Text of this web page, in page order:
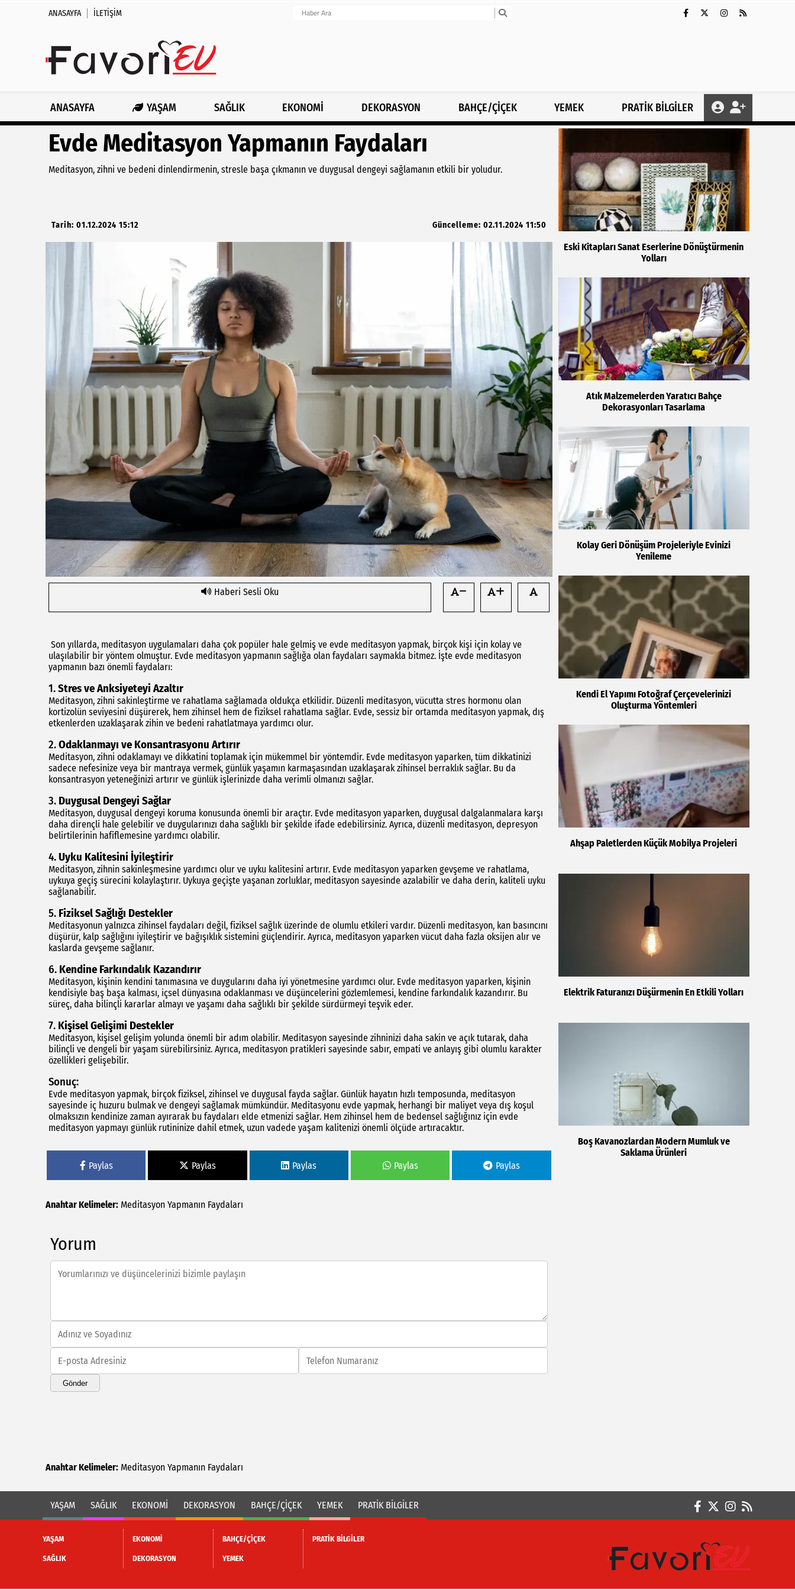
ANASAYFA İLETIŞIM
ANASAYFA YAŞAM SAĞLIK EKONOMİ DEKORASYON BAHÇE/ÇİÇEK YEMEK PRATİK BİLGİLER
Evde Meditasyon Yapmanın Faydaları
Meditasyon, zihni ve bedeni dinlendirmenin, stresle başa çıkmanın ve duygusal dengeyi sağlamanın etkili bir yoludur.
Tarih: 01.12.2024 15:12 Güncelleme: 02.11.2024 11:50
Haberi Sesli Oku
Son yıllarda, meditasyon uygulamaları daha çok popüler hale gelmiş ve evde meditasyon yapmak, birçok kişi için kolay ve
ulaşılabilir bir yöntem olmuştur. Evde meditasyon yapmanın sağlığa olan faydaları saymakla bitmez. İşte evde meditasyon
yapmanın bazı önemli faydaları:
1.Stres ve Anksiyeteyi Azaltır
Meditasyon, zihni sakinleştirme ve rahatlama sağlamada oldukça etkilidir. Düzenli meditasyon, vücutta stres hormonu olan
kortizolün seviyesini düşürerek, hem zihinsel hem de fiziksel rahatlama sağlar. Evde, sessiz bir ortamda meditasyon yapmak, dış
etkenlerden uzaklaşarak zihin ve bedeni rahatlatmaya yardımcı olur.
2.Odaklanmayı ve Konsantrasyonu Artırır
Meditasyon, zihni odaklamayı ve dikkatini toplamak için mükemmel bir yöntemdir. Evde meditasyon yaparken, tüm dikkatinizi
sadece nefesinize veya bir mantraya vermek, günlük yaşamın karmaşasından uzaklaşarak zihinsel berraklık sağlar. Bu da
konsantrasyon yeteneğinizi artırır ve günlük işlerinizde daha verimli olmanızı sağlar.
3. Duygusal Dengeyi Sağlar
Meditasyon, duygusal dengeyi koruma konusunda önemli bir araçtır. Evde meditasyon yaparken, duygusal dalgalanmalara karşı
daha dirençli hale gelebilir ve duygularınızı daha sağlıklı bir şekilde ifade edebilirsiniz. Ayrıca, düzenli meditasyon, depresyon
belirtilerinin hafiflemesine yardımcı olabilir.
4.Uyku Kalitesini İyileştirir
Meditasyon, zihnin sakinleşmesine yardımcı olur ve uyku kalitesini artırır. Evde meditasyon yaparken gevşeme ve rahatlama,
uykuya geçiş sürecini kolaylaştırır. Uykuya geçişte yaşanan zorluklar, meditasyon sayesinde azalabilir ve daha derin, kaliteli uyku
sağlanabilir.
5. Fiziksel Sağlığı Destekler
Meditasyonun yalnızca zihinsel faydaları değil, fiziksel sağlık üzerinde de olumlu etkileri vardır. Düzenli meditasyon, kan basıncını
düşürür, kalp sağlığını iyileştirir ve bağışıklık sistemini güçlendirir. Ayrıca, meditasyon yaparken vücut daha fazla oksijen alır ve
kaslarda gevşeme sağlanır.
6. Kendine Farkındalık Kazandırır
Meditasyon, kişinin kendini tanımasına ve duygularını daha iyi yönetmesine yardımcı olur. Evde meditasyon yaparken, kişinin
kendisiyle baş başa kalması, içsel dünyasına odaklanması ve düşüncelerini gözlemlemesi, kendine farkındalık kazandırır. Bu
süreç, daha bilinçli kararlar almayı ve yaşamı daha sağlıklı bir şekilde sürdürmeyi teşvik eder.
7. Kişisel Gelişimi Destekler
Meditasyon, kişisel gelişim yolunda önemli bir adım olabilir. Meditasyon sayesinde zihninizi daha sakin ve açık tutarak, daha
bilinçli ve dengeli bir yaşam sürebilirsiniz. Ayrıca, meditasyon pratikleri sayesinde sabır, empati ve anlayış gibi olumlu karakter
özellikleri gelişebilir.
Sonuç:
Evde meditasyon yapmak, birçok fiziksel, zihinsel ve duygusal fayda sağlar. Günlük hayatın hızlı temposunda, meditasyon
sayesinde iç huzuru bulmak ve dengeyi sağlamak mümkündür. Meditasyonu evde yapmak, herhangi bir maliyet veya dış koşul
olmaksızın kendinize zaman ayırarak bu faydaları elde etmenizi sağlar. Hem zihinsel hem de bedensel sağlığınız için evde
meditasyon yapmayı günlük rutininize dahil etmek, uzun vadede yaşam kalitenizi önemli ölçüde artıracaktır.
Paylas Paylas Paylas Paylas Paylas
Anahtar Kelimeler: Meditasyon Yapmanın Faydaları
Yorum
Gönder
Anahtar Kelimeler: Meditasyon Yapmanın Faydaları
Eski Kitapları Sanat Eserlerine Dönüştürmenin
Yolları
Atık Malzemelerden Yaratıcı Bahçe
Dekorasyonları Tasarlama
Kolay Geri Dönüşüm Projeleriyle Evinizi
Yenileme
Kendi El Yapımı Fotoğraf Çerçevelerinizi
Oluşturma Yöntemleri
Ahşap Paletlerden Küçük Mobilya Projeleri
Elektrik Faturanızı Düşürmenin En Etkili Yolları
Boş Kavanozlardan Modern Mumluk ve
Saklama Ürünleri
YAŞAM SAĞLIK EKONOMİ DEKORASYON BAHÇE/ÇİÇEK YEMEK PRATİK BİLGİLER
YAŞAM
SAĞLIK
EKONOMİ
DEKORASYON
BAHÇE/ÇİÇEK
YEMEK
PRATİK BİLGİLER